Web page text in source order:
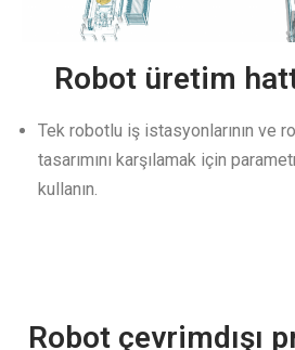
Robot üretim
Tek robotlu iş istasyonlarının ve
tasarımını karşılamak için
kullanın.
Robot çevrimdışı